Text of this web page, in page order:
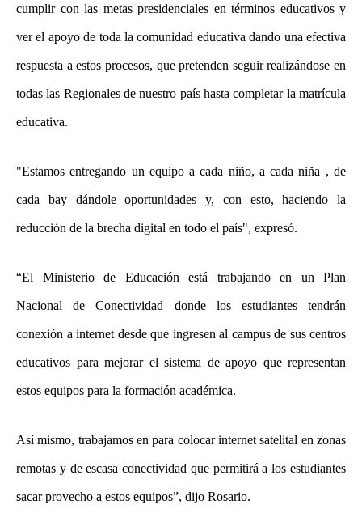
cumplir con las metas presidenciales en términos educativos y
ver el apoyo de toda la comunidad educativa dando una efectiva
respuesta a estos procesos, que pretenden seguir realizándose en
todas las Regionales de nuestro país hasta completar la matrícula
educativa.
"Estamos entregando un equipo a cada niño, a cada niña , de
cada bay dándole oportunidades y, con esto, haciendo la
reducción de la brecha digital en todo el país", expresó.
“El Ministerio de Educación está trabajando en un Plan
Nacional de Conectividad donde los estudiantes tendrán
conexión a internet desde que ingresen al campus de sus centros
educativos para mejorar el sistema de apoyo que representan
estos equipos para la formación académica.
Así mismo, trabajamos en para colocar internet satelital en zonas
remotas y de escasa conectividad que permitirá a los estudiantes
sacar provecho a estos equipos”, dijo Rosario.